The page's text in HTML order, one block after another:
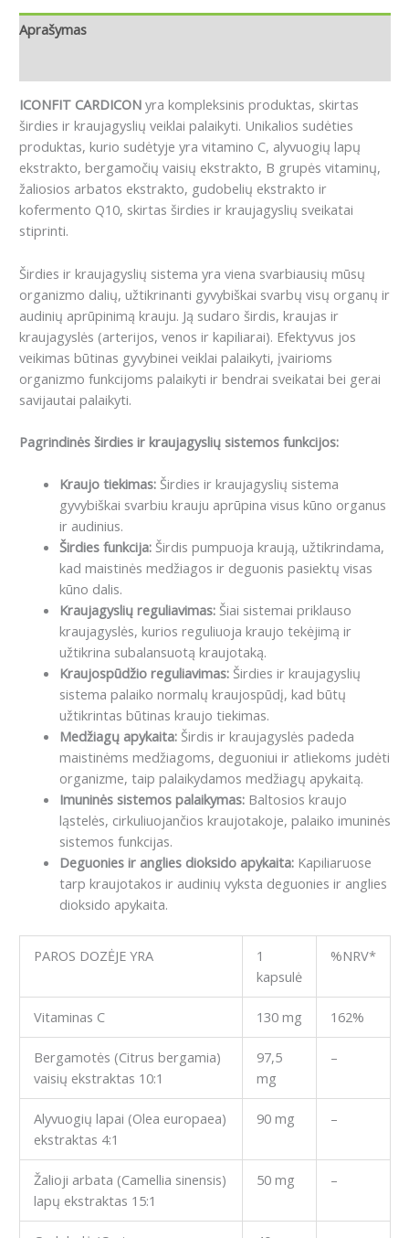
Aprašymas
ICONFIT CARDICON yra kompleksinis produktas, skirtas
širdies ir kraujagyslių veiklai palaikyti. Unikalios sudėties
produktas, kurio sudėtyje yra vitamino C, alyvuogių lapų
ekstrakto, bergamočių vaisių ekstrakto, B grupės vitaminų,
žaliosios arbatos ekstrakto, gudobelių ekstrakto ir
kofermento Q10, skirtas širdies ir kraujagyslių sveikatai
stiprinti.
Širdies ir kraujagyslių sistema yra viena svarbiausių mūsų
organizmo dalių, užtikrinanti gyvybiškai svarbų visų organų ir
audinių aprūpinimą krauju. Ją sudaro širdis, kraujas ir
kraujagyslės (arterijos, venos ir kapiliarai). Efektyvus jos
veikimas būtinas gyvybinei veiklai palaikyti, įvairioms
organizmo funkcijoms palaikyti ir bendrai sveikatai bei gerai
savijautai palaikyti.
Pagrindinės širdies ir kraujagyslių sistemos funkcijos:
Kraujo tiekimas:Širdies ir kraujagyslių sistema
gyvybiškai svarbiu krauju aprūpina visus kūno organus
ir audinius.
Širdies funkcija: Širdis pumpuoja kraują, užtikrindama,
kad maistinės medžiagos ir deguonis pasiektų visas
kūno dalis.
Kraujagyslių reguliavimas:Šiai sistemai priklauso
kraujagyslės, kurios reguliuoja kraujo tekėjimą ir
užtikrina subalansuotą kraujotaką.
Kraujospūdžio reguliavimas:Širdies ir kraujagyslių
sistema palaiko normalų kraujospūdį, kad būtų
užtikrintas būtinas kraujo tiekimas.
Medžiagų apykaita:Širdis ir kraujagyslės padeda
maistinėms medžiagoms, deguoniui ir atliekoms judėti
organizme, taip palaikydamos medžiagų apykaitą.
Imuninės sistemos palaikymas:Baltosios kraujo
ląstelės, cirkuliuojančios kraujotakoje, palaiko imuninės
sistemos funkcijas.
Deguonies ir anglies dioksido apykaita:Kapiliaruose
tarp kraujotakos ir audinių vyksta deguonies ir anglies
dioksido apykaita.
PAROS DOZĖJE YRA
1
kapsulė
%NRV*
Vitaminas C 130 mg 162%
Bergamotės (Citrus bergamia)
vaisių ekstraktas 10:1
97,5
mg
–
Alyvuogių lapai (Olea europaea)
ekstraktas 4:1
90 mg –
Žalioji arbata (Camellia sinensis)
lapų ekstraktas 15:1
50 mg –